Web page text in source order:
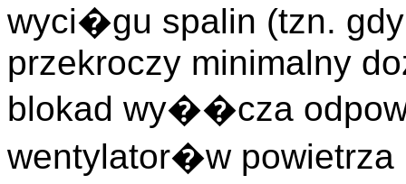
wyci�gu spalin (tzn.
przekroczy minimalny
blokad wy��cza
wentylator�w powietrza